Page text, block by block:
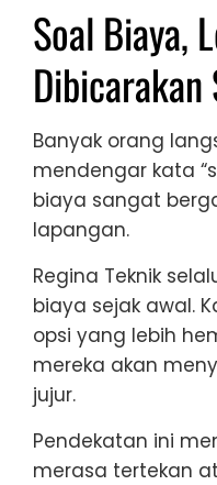
Soal Biaya,
Dibicarakan
Banyak orang
mendengar kata
biaya sangat
lapangan.
Regina Teknik
biaya sejak awal.
opsi yang lebih
mereka akan
jujur.
Pendekatan ini
merasa tertekan